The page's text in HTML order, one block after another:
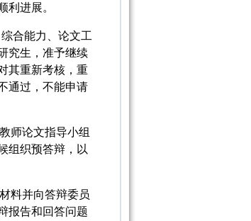
利进展。
合能力、论文工
究生，准予继续
其重新考核，重
通过，不能申请
师论文指导小组
组织预答辩，以
料并向答辩委员
报告和回答问题